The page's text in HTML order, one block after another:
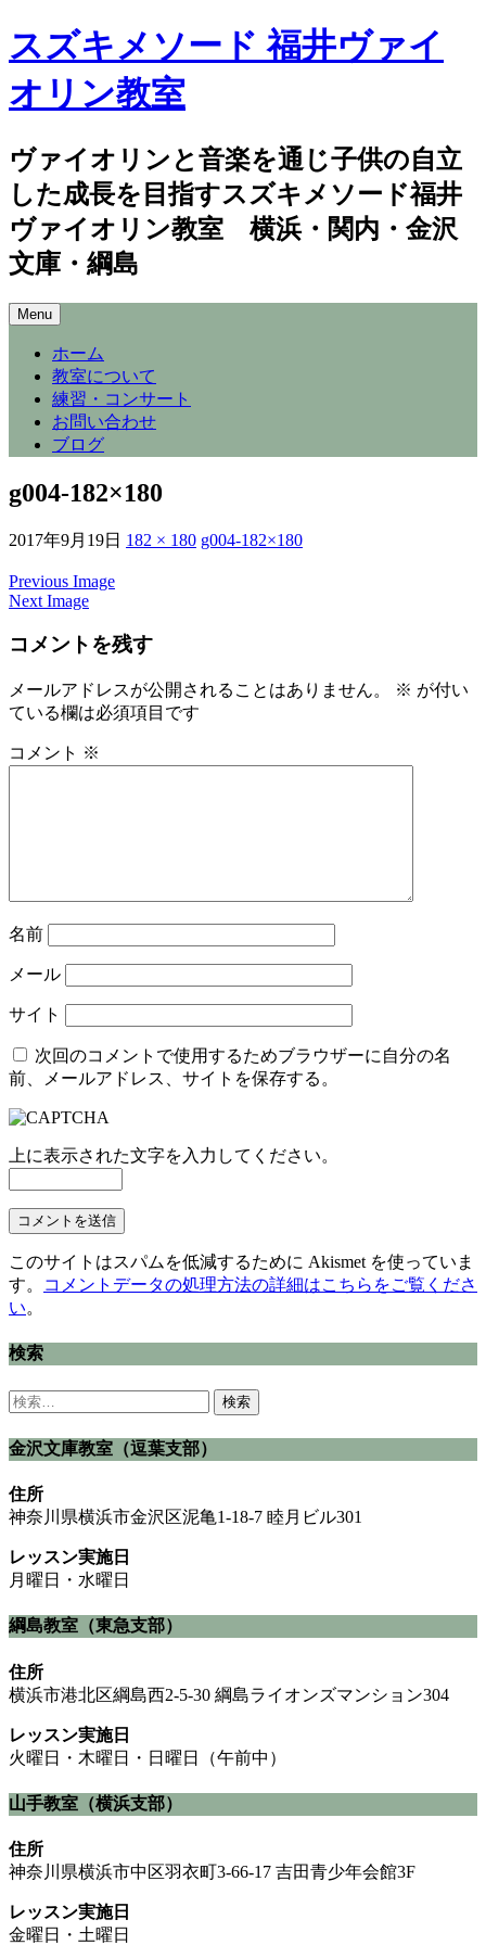
スズキメソード 福井ヴァイ
オリン教室
ヴァイオリンと音楽を通じ子供の自立
した成長を目指すスズキメソード福井
ヴァイオリン教室 横浜・関内・金沢
文庫・綱島
Menu
to
content
ホーム
教室について
練習・コンサート
お問い合わせ
ブログ
g004-182×180
2017年9月19日 182 × 180 g004-182×180
Previous Image
Next Image
コメントを残す
メールアドレスが公開されることはありません。 ※ が付い
ている欄は必須項目です
コメント ※
名前
メール
サイト
次回のコメントで使用するためブラウザーに自分の名
前、メールアドレス、サイトを保存する。
上に表示された文字を入力してください。
このサイトはスパムを低減するために Akismet を使っていま
す。
コメントデータの処理方法の詳細はこちらをご覧くださ
い。
検索
検
金沢文庫教室（逗葉支部）
住所
神奈川県横浜市金沢区泥亀1-18-7 睦月ビル301
レッスン実施日
月曜日・水曜日
綱島教室（東急支部）
住所
横浜市港北区綱島西2-5-30 綱島ライオンズマンション304
レッスン実施日
火曜日・木曜日・日曜日（午前中）
山手教室（横浜支部）
住所
神奈川県横浜市中区羽衣町3-66-17 吉田青少年会館3F
レッスン実施日
金曜日・土曜日